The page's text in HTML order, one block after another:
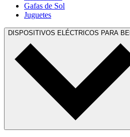
Gafas de Sol
Juguetes
DISPOSITIVOS ELÉCTRICOS PARA